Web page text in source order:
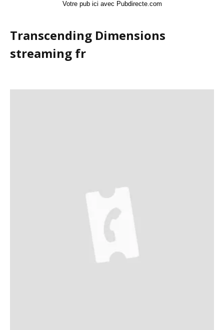
Votre pub ici avec Pubdirecte.com
Transcending Dimensions
streaming fr